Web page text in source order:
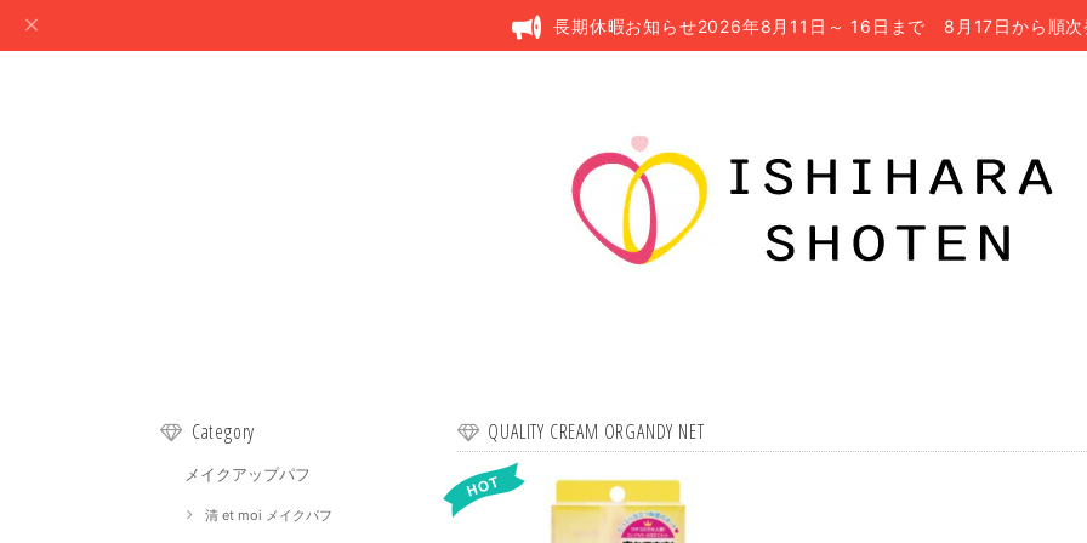
長期休暇お知らせ2026年8月11日～ 16日まで 8月17日から順次
Category
メイクアップパフ
清 et moi メイクパフ
QUALITY CREAM ORGANDY NET